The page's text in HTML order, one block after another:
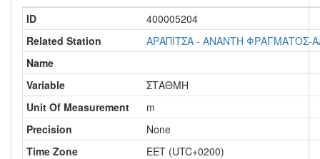
ID
400005204
Related Station
ΑΡΑΠΙΤΣΑ - ΑΝΑΝΤΗ ΦΡΑΓΜΑΤΟΣ-
Name
Variable
ΣΤΑΘΜΗ
Unit Of Measurement
m
Precision
None
Time Zone
EET (UTC+0200)